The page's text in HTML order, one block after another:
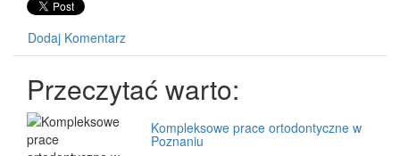
Dodaj Komentarz
Przeczytać warto:
Kompleksowe prace ortodontyczne w
Poznaniu